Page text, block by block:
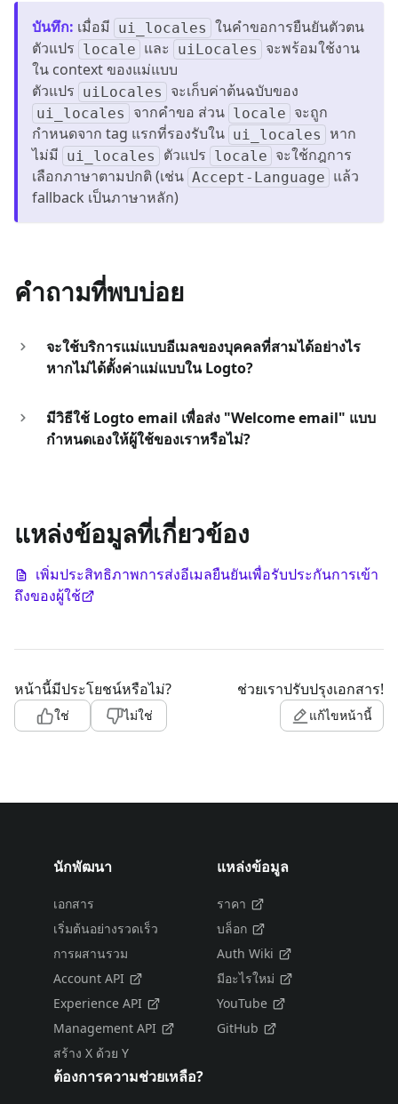
บันทึก: เมื่อมี ui_locales ในคำขอการยืนยันตัวตน
ตัวแปร locale และ uiLocales
จะพร้อมใช้งาน
ใน context ของแม่แบบ
ตัวแปร uiLocales จะเก็บค่าต้นฉบับของ
ui_locales จากคำขอ ส่วน locale จะถูก
กำหนดจาก tag แรกที่รองรับใน ui_locales
หาก
ไม่มี ui_locales ตัวแปร locale จะใช้กฎการ
เลือกภาษาตามปกติ (เช่น Accept-Language แล้ว
fallback เป็นภาษาหลัก)
คำถามที่พบบ่อย
จะใช้บริการแม่แบบอีเมลของบุคคลที่สามได้อย่างไร
หากไม่ได้ตั้งค่าแม่แบบใน Logto?
มีวิธีใช้ Logto email เพื่อส่ง "Welcome email" แบบ
กำหนดเองให้ผู้ใช้ของเราหรือไม่?
แหล่งข้อมูลที่เกี่ยวข้อง
เพิ่มประสิทธิภาพการส่งอีเมลยืนยันเพื่อรับประกันการเข้า
ถึงของผู้ใช้
หน้านี้มีประโยชน์หรือไม่?
ใช่ ไม่ใช่
ช่วยเราปรับปรุงเอกสาร!
แก้ไขหน้านี้
นักพัฒนา
เอกสาร
เริ่มต้นอย่างรวดเร็ว
การผสานรวม
Account API
Experience API
Management API
สร้าง X ด้วย Y
แหล่งข้อมูล
ราคา
บล็อก
Auth Wiki
มีอะไรใหม่
YouTube
GitHub
ต้องการความช่วยเหลือ?